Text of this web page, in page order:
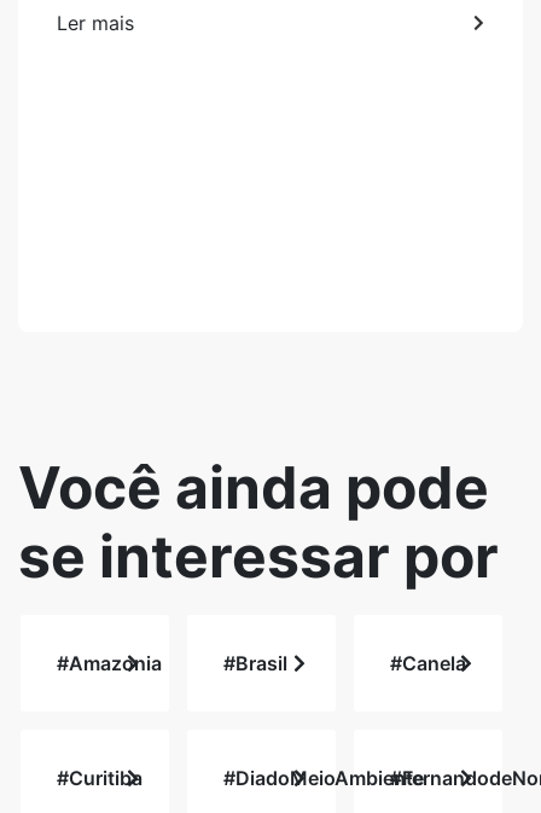
Ler mais
Você ainda pode
se interessar por
#Amazonia #Brasil #Canela
#Curitiba #DiadoMeioAmbiente